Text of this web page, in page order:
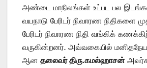
அண்டை மாநிலங்கள் உட்பட பல
வயநாடு பேரிடர் நிவாரண நிதிகளை
பேரிடர் நிவாரண நிதி வங்கிக்
வருகின்றனர். அவ்வகையில்
ஆன தலைவர் திரு.கமல்ஹாசன்